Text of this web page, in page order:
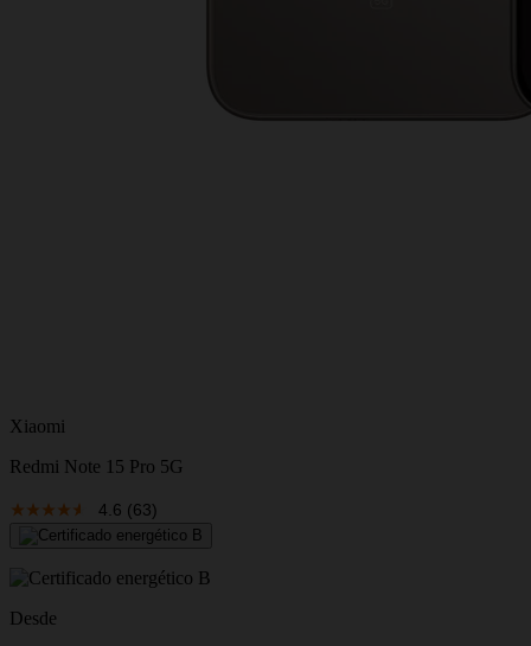
Xiaomi
Redmi Note 15 Pro 5G
4.6 (63)
Desde